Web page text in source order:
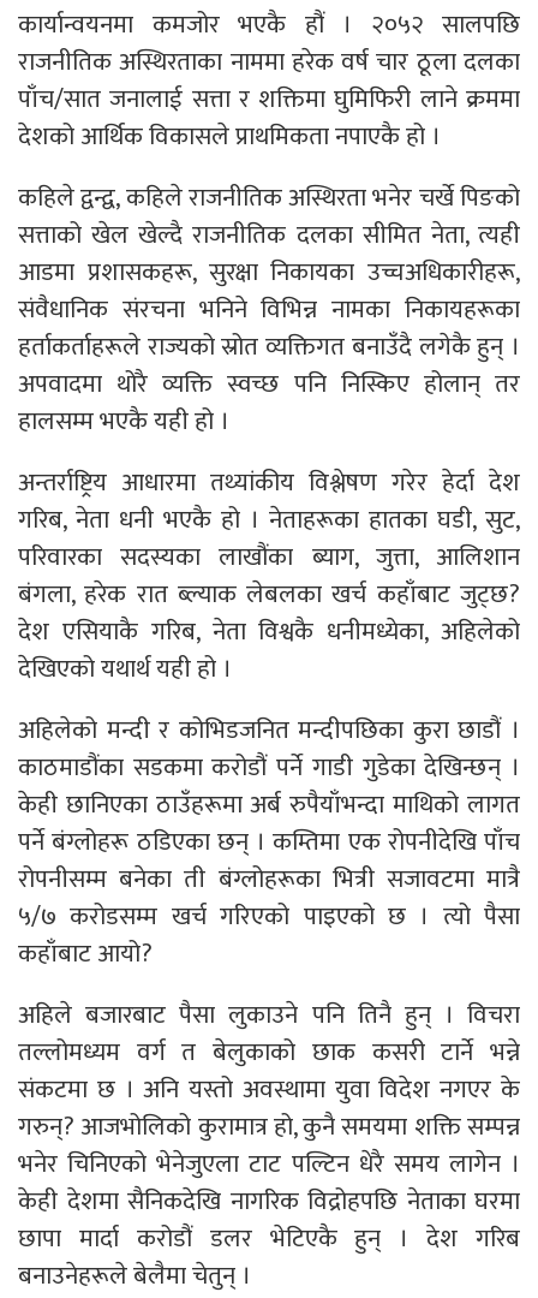
कार्यान्वयनमा कमजोर भएकै हौं । २०५२ सालपछि
राजनीतिक अस्थिरताका नाममा हरेक वर्ष चार ठूला दलका
पाँच/सात जनालाई सत्ता र शक्तिमा घुमिफिरी लाने क्रममा
देशको आर्थिक विकासले प्राथमिकता नपाएकै हो ।
कहिले द्वन्द्व, कहिले राजनीतिक अस्थिरता भनेर चर्खे पिङको
सत्ताको खेल खेल्दै राजनीतिक दलका सीमित नेता, त्यही
आडमा प्रशासकहरू, सुरक्षा निकायका उच्चअधिकारीहरू,
संवैधानिक संरचना भनिने विभिन्न नामका निकायहरूका
हर्ताकर्ताहरूले राज्यको स्रोत व्यक्तिगत बनाउँदै लगेकै हुन् ।
अपवादमा थोरै व्यक्ति स्वच्छ पनि निस्किए होलान् तर
हालसम्म भएकै यही हो ।
अन्तर्राष्ट्रिय आधारमा तथ्यांकीय विश्लेषण गरेर हेर्दा देश
गरिब, नेता धनी भएकै हो । नेताहरूका हातका घडी, सुट,
परिवारका सदस्यका लाखौंका ब्याग, जुत्ता, आलिशान
बंगला, हरेक रात ब्ल्याक लेबलका खर्च कहाँबाट जुट्छ?
देश एसियाकै गरिब, नेता विश्वकै धनीमध्येका, अहिलेको
देखिएको यथार्थ यही हो ।
अहिलेको मन्दी र कोभिडजनित मन्दीपछिका कुरा छाडौं ।
काठमाडौंका सडकमा करोडौं पर्ने गाडी गुडेका देखिन्छन् ।
केही छानिएका ठाउँहरूमा अर्ब रुपैयाँभन्दा माथिको लागत
पर्ने बंग्लोहरू ठडिएका छन् । कम्तिमा एक रोपनीदेखि पाँच
रोपनीसम्म बनेका ती बंग्लोहरूका भित्री सजावटमा मात्रै
५/७ करोडसम्म खर्च गरिएको पाइएको छ । त्यो पैसा
कहाँबाट आयो?
अहिले बजारबाट पैसा लुकाउने पनि तिनै हुन् । विचरा
तल्लोमध्यम वर्ग त बेलुकाको छाक कसरी टार्ने भन्ने
संकटमा छ । अनि यस्तो अवस्थामा युवा विदेश नगएर के
गरुन्? आजभोलिको कुरामात्र हो, कुनै समयमा शक्ति सम्पन्न
भनेर चिनिएको भेनेजुएला टाट पल्टिन धेरै समय लागेन ।
केही देशमा सैनिकदेखि नागरिक विद्रोहपछि नेताका घरमा
छापा मार्दा करोडौं डलर भेटिएकै हुन् । देश गरिब
बनाउनेहरूले बेलैमा चेतुन् ।